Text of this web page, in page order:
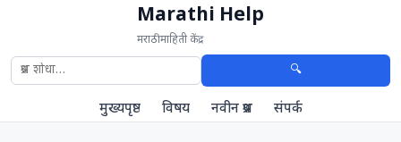
Marathi Help
मराठी माहिती केंद्र
🔍
मुख्यपृष्ठ विषय नवीन प्रश्न संपर्क